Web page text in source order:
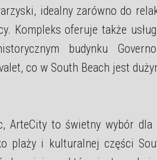
idealny zarówno do
Kompleks oferuje także
budynku
co w South Beach jest
ArteCity to świetny wybór
plaży i kulturalnej części